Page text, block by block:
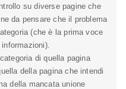
su diverse pagine che
da pensare che il problema
(che è la prima voce
di quella pagina
della pagina che intendi
della mancata unione